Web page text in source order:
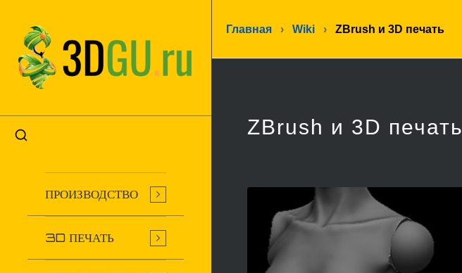
ПРОИЗВОДСТВО
3D ПЕЧАТЬ
Главная › Wiki › ZBrush и 3D печать
ZBrush и 3D печать